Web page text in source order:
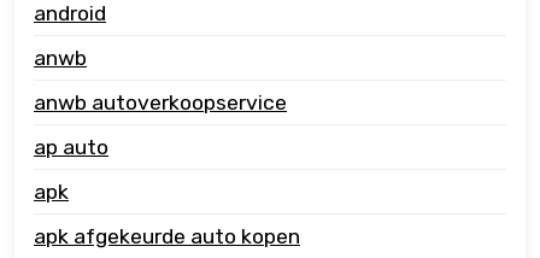
android
anwb
anwb autoverkoopservice
ap auto
apk
apk afgekeurde auto kopen